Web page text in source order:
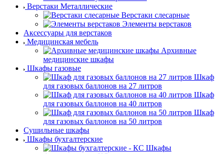
Верстаки Металлические
Верстаки слесарные
Элементы верстаков
Аксессуары для верстаков
Медицинская мебель
Архивные
медицинские шкафы
Шкафы газовые
Шкаф
для газовых баллонов на 27 литров
Шкаф
для газовых баллонов на 40 литров
Шкаф
для газовых баллонов на 50 литров
Сушильные шкафы
Шкафы бухгалтерские
Шкафы